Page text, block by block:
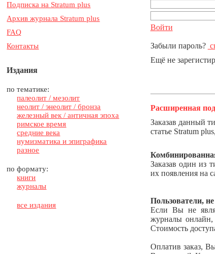
Подписка на Stratum plus
Архив журнала Stratum plus
FAQ
Контакты
Издания
по тематике:
палеолит / мезолит
неолит / энеолит / бронза
железный век / античная эпоха
римское время
средние века
нумизматика и эпиграфика
разное
по формату:
книги
журналы
все издания
Войти
Забыли пароль?
Ещё не
Расширенная
Заказав данный
статье Stratum
Заказав один из
их появления на
Пользователи,
Если Вы не
журналы онлайн,
Стоимость
Оплатив заказ,